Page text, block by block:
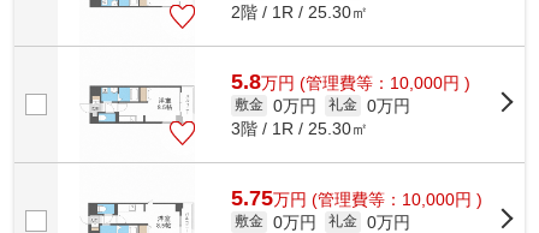
2階 / 1R / 25.30㎡
5.8万円 (管理費等：10,000円 )
敷金 0万円 礼金 0万円
3階 / 1R / 25.30㎡
5.75万円 (管理費等：10,000円 )
敷金 0万円 礼金 0万円